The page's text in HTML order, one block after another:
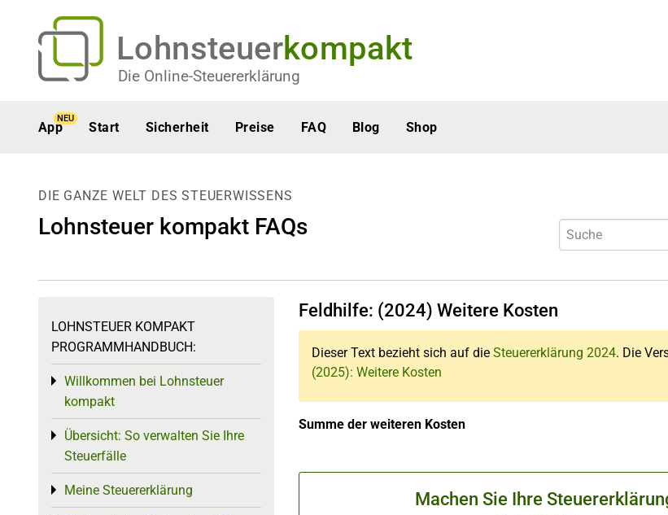
Lohnsteuerkompakt
Die Online-Steuererklärung
App
NEU
Start Sicherheit Preise FAQ Blog Shop
DIE GANZE WELT DES STEUERWISSENS
Lohnsteuer kompakt FAQs
Feldhilfe: (2024) Weitere Kosten
Dieser Text bezieht sich auf die Steuererklärung 2024. Die
(2025): Weitere Kosten
Summe der weiteren Kosten
Machen Sie Ihre
LOHNSTEUER KOMPAKT
PROGRAMMHANDBUCH:
Willkommen bei Lohnsteuer
kompakt
Toggle menu
Übersicht: So verwalten Sie Ihre
Steuerfälle
Toggle menu
Meine Steuererklärung
Toggle menu